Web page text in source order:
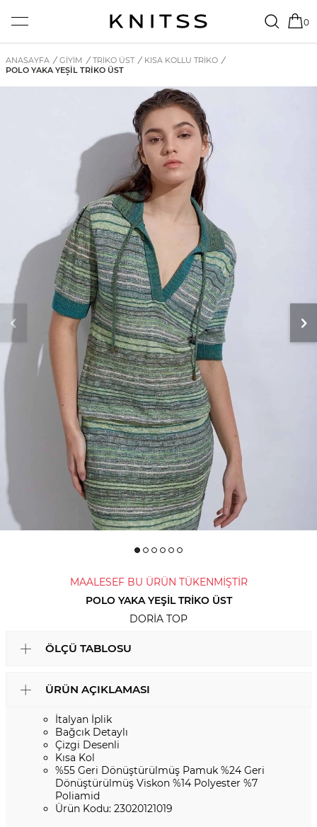
0
ANASAYFA / GİYİM / TRIKO ÜST / KISA KOLLU TRIKO /
POLO YAKA YEŞIL TRIKO ÜST
MAALESEF BU ÜRÜN TÜKENMİŞTİR
POLO YAKA YEŞIL TRIKO ÜST
DORIA TOP
ÖLÇÜ TABLOSU
ÜRÜN AÇIKLAMASI
İtalyan İplik
Bağcık Detaylı
Çizgi Desenli
Kısa Kol
%55 Geri Dönüştürülmüş Pamuk %24 Geri
Dönüştürülmüş Viskon %14 Polyester %7
Poliamid
Ürün Kodu: 23020121019